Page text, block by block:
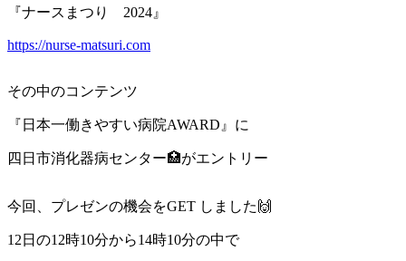
『ナースまつり 2024』
https://nurse-matsuri.com
その中のコンテンツ
『日本一働きやすい病院AWARD』に
四日市消化器病センター🏥がエントリー
今回、プレゼンの機会をGET しました🙌
12日の12時10分から14時10分の中で